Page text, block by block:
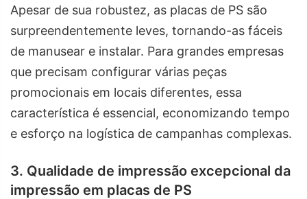
Apesar de sua robustez, as placas de PS são
surpreendentemente leves, tornando-as fáceis
de manusear e instalar. Para grandes empresas
que precisam configurar várias peças
promocionais em locais diferentes, essa
característica é essencial, economizando tempo
e esforço na logística de campanhas complexas.
3. Qualidade de impressão excepcional da
impressão em placas de PS